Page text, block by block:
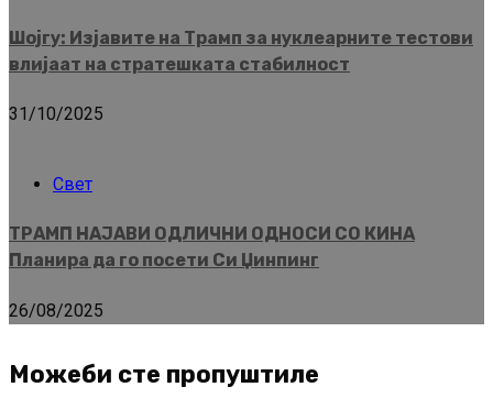
Шојгу: Изјавите на Трамп за нуклеарните тестови
влијаат на стратешката стабилност
31/10/2025
Свет
ТРАМП НАЈАВИ ОДЛИЧНИ ОДНОСИ СО КИНА
Планира да го посети Си Џинпинг
26/08/2025
Можеби сте пропуштиле